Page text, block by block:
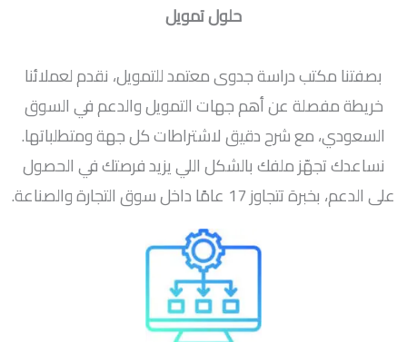
حلول تمويل
بصفتنا مكتب دراسة جدوى معتمد للتمويل، نقدم لعملائنا
خريطة مفصلة عن أهم جهات التمويل والدعم في السوق
السعودي، مع شرح دقيق لاشتراطات كل جهة ومتطلباتها.
نساعدك تجهّز ملفك بالشكل اللي يزيد فرصتك في الحصول
على الدعم، بخبرة تتجاوز 17 عامًا داخل سوق التجارة والصناعة.